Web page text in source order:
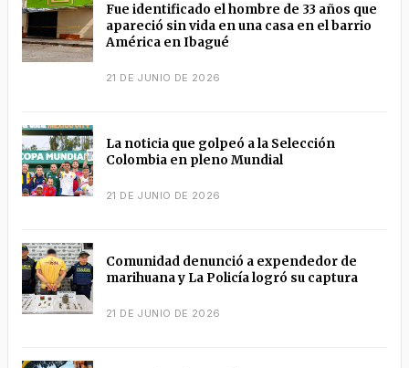
Fue identificado el hombre de 33 años que
apareció sin vida en una casa en el barrio
América en Ibagué
21 DE JUNIO DE 2026
La noticia que golpeó a la Selección
Colombia en pleno Mundial
21 DE JUNIO DE 2026
Comunidad denunció a expendedor de
marihuana y La Policía logró su captura
21 DE JUNIO DE 2026